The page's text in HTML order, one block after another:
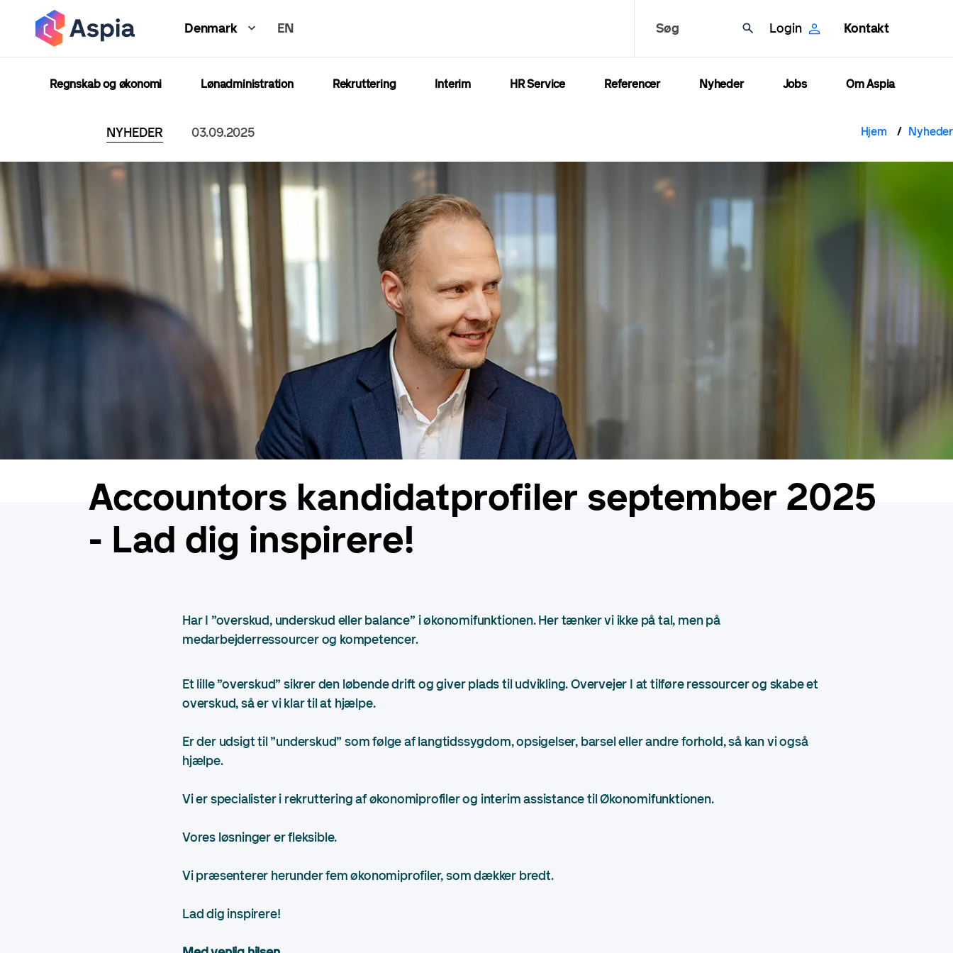
hovedindhold
Denmark EN Søg Login Kontakt
Regnskab og økonomi Lønadministration Rekruttering Interim HR Service Referencer Nyheder Jobs Om Aspia
NYHEDER 03.09.2025 Hjem Nyheder
Accountors kandidatprofiler september 2025
- Lad dig inspirere!
Har I ”overskud, underskud eller balance” i økonomifunktionen. Her tænker vi ikke på tal, men på
medarbejderressourcer og kompetencer.
Et lille ”overskud” sikrer den løbende drift og giver plads til udvikling. Overvejer I at tilføre ressourcer og skabe et
overskud, så er vi klar til at hjælpe.
Er der udsigt til ”underskud” som følge af langtidssygdom, opsigelser, barsel eller andre forhold, så kan vi også
hjælpe.
Vi er specialister i rekruttering af økonomiprofiler og interim assistance til Økonomifunktionen.
Vores løsninger er fleksible.
Vi præsenterer herunder fem økonomiprofiler, som dækker bredt.
Lad dig inspirere!